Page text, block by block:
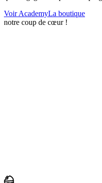
Voir AcademyLa boutique
notre coup de cœur !